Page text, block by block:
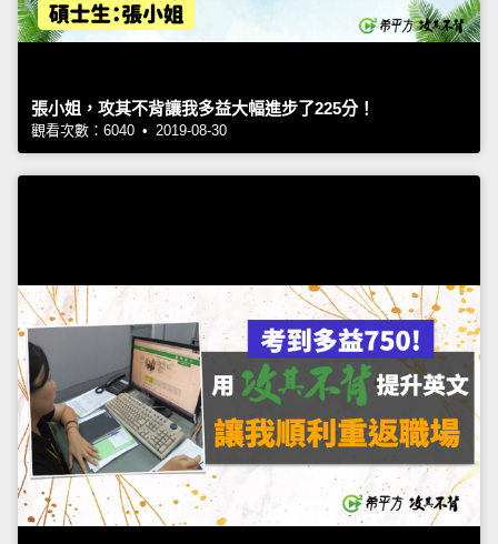
張小姐，攻其不背讓我多益大幅進步了225分！
觀看次數：6040 • 2019-08-30